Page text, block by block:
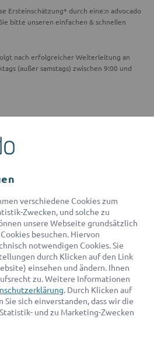
Ersteinschätzung* durch eine:n advocado
bitte unseren einfachen & schnellen
nach erfolgreicher Weiterleitung an
(außer samstags) zwischen 9:00 und
bis 17:00 Uhr für Sie erreichbar.
den passenden Rechtsanwalt finden
verschiedene Cookies zum
Zwecken, und solche zu
unsere Webseite grundsätzlich
besuchen. Hiervon
notwendigen Cookies. Sie
durch Klicken auf den Link
einsehen und ändern. Ihnen
zu. Weitere Informationen
. Durch Klicken auf
sich einverstanden, dass wir die
und zu Marketing-Zwecken